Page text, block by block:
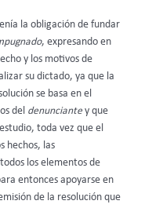
la obligación de fundar
, expresando en
y los motivos de
su dictado, ya que la
se basa en el
del denunciantey que
toda vez que el
hechos, las
los elementos de
entonces apoyarse en
de la resolución que